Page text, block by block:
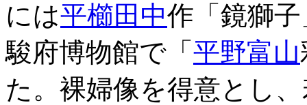
には平櫛田中作「鏡獅
駿府博物館で「 平野富山
た。裸婦像を得意とし